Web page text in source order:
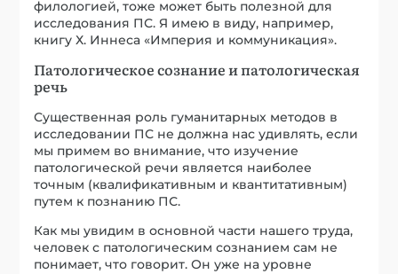
Как мы увидим в основной части нашего труда,
человек с патологическим сознанием сам не
понимает, что говорит. Он уже на уровне
внутренней речи мыслит ложь и скрывает это
от самого себя.
Внутри раздвоенного сознания авторитетная
его половина объясняет, приказывает
подчиненной части, и делает это всегда на
патологической внутренней речи. Человек
подчиняется приказу как своему собственному
и начинает галлюцинировать в указанном
направлении. От этого возникает известное
ощущение, когда слова сами подсказывают, что
человеку думать, а не наоборот. Когда
произошел такой переворот, перед нами уже